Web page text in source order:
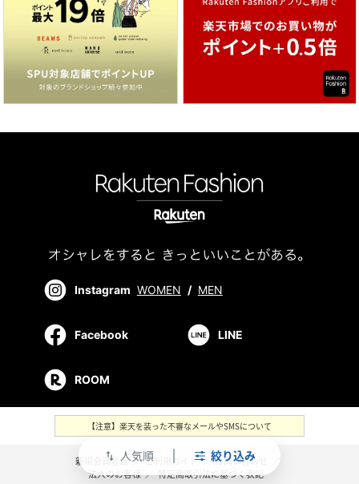
swap_vert 人気順 絞り込み
Instagram WOMEN / MEN
Facebook LINE
ROOM
【注意】楽天を装った不審なメールやSMSについて
新規会員登録 ／ ご利用ガイド ／ お問い合わせ
法人のお客様 ／ 特定商取引法に基づく表記